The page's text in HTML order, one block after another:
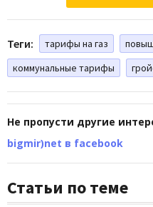
Теги: тарифы на газ
коммунальные тарифы
Не пропусти другие
bigmir)net в facebook
Статьи по теме